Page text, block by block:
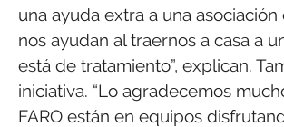
una ayuda extra a una
nos ayudan al traernos a casa a
está de tratamiento”, explican.
iniciativa. “Lo agradecemos
FARO están en equipos